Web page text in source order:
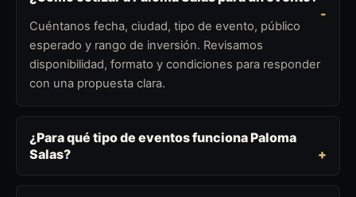
Cuéntanos fecha, ciudad, tipo de evento, público
esperado y rango de inversión. Revisamos
disponibilidad, formato y condiciones para responder
con una propuesta clara.
¿Para qué tipo de eventos funciona Paloma
Salas?